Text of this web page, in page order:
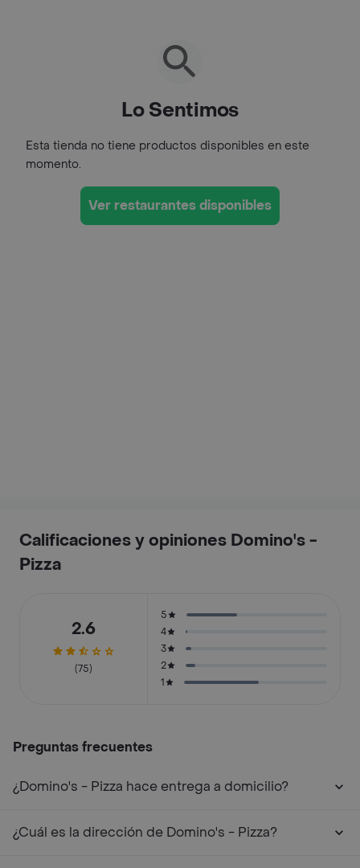
Lo Sentimos
Esta tienda no tiene productos disponibles en este
momento.
Ver restaurantes disponibles
Calificaciones y opiniones Domino's -
Pizza
2.6
(75)
5
4
3
2
1
Preguntas frecuentes
¿Domino's - Pizza hace entrega a domicilio?
¿Cuál es la dirección de Domino's - Pizza?